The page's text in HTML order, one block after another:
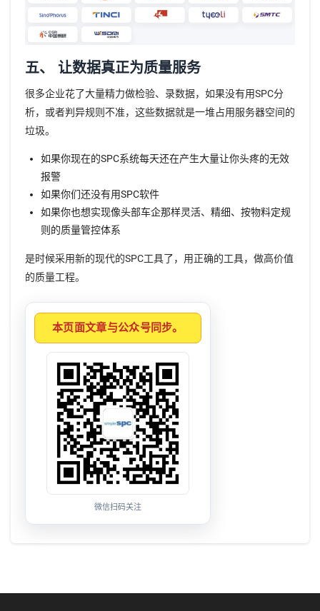
五、 让数据真正为质量服务
很多企业花了大量精力做检验、录数据，如果没有用SPC分
析，或者判异规则不准，这些数据就是一堆占用服务器空间的
垃圾。
如果你现在的SPC系统每天还在产生大量让你头疼的无效
报警
如果你们还没有用SPC软件
如果你也想实现像头部车企那样灵活、精细、按物料定规
则的质量管控体系
是时候采用新的现代的SPC工具了，用正确的工具，做高价值
的质量工程。
本页面文章与公众号同步。
微信扫码关注